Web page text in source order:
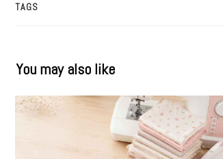
TAGS
You may also like